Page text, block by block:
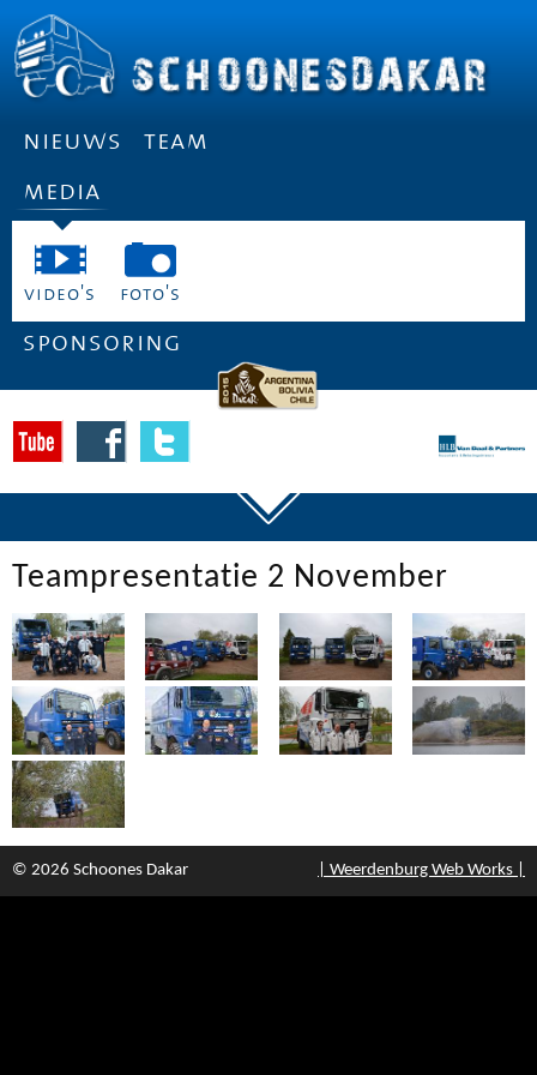
nieuws
team
media
video's foto's
sponsoring
Teampresentatie 2 November
© 2026 Schoones Dakar | Weerdenburg Web Works |